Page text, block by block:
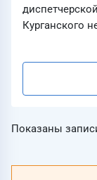
Курганского
Показаны